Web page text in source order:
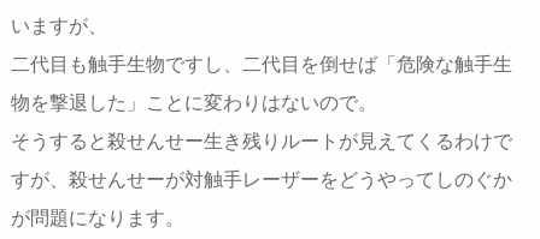
いますが、
二代目も触手生物ですし、二代目を倒せば「危険な触手生
物を撃退した」ことに変わりはないので。
そうすると殺せんせー生き残りルートが見えてくるわけで
すが、殺せんせーが対触手レーザーをどうやってしのぐか
が問題になります。